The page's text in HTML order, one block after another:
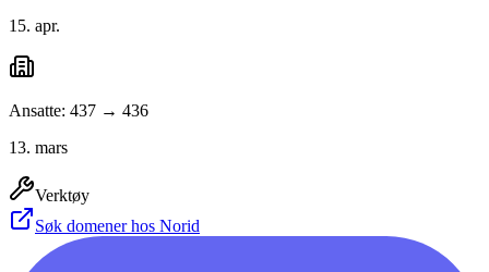
15. apr.
Ansatte: 437 → 436
13. mars
Verktøy
Søk domener hos Norid